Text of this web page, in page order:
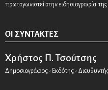
πρωταγωνιστεί στην ειδησιογραφία
ΟΙ ΣΥΝΤΆΚΤΕΣ
Χρήστος Π. Τσούτσης
Δημοσιογράφος - Εκδότης -